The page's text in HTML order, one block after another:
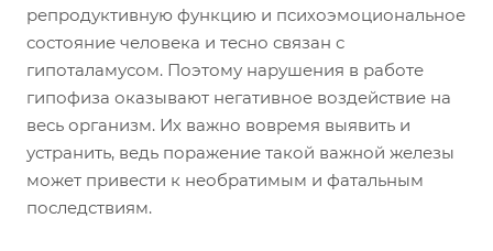
репродуктивную функцию и психоэмоциональное
состояние человека и тесно связан с
гипоталамусом. Поэтому нарушения в работе
гипофиза оказывают негативное воздействие на
весь организм. Их важно вовремя выявить и
устранить, ведь поражение такой важной железы
может привести к необратимым и фатальным
последствиям.